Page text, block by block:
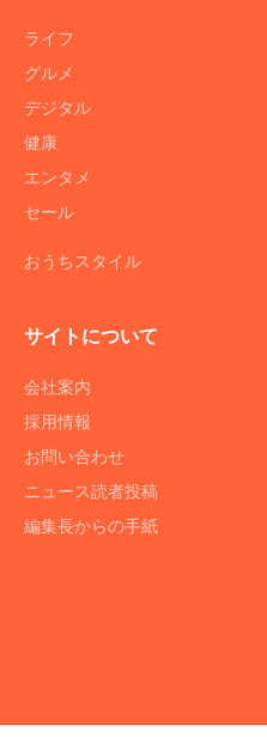
ライフ
グルメ
デジタル
健康
エンタメ
セール
おうちスタイル
サイトについて
会社案内
採用情報
お問い合わせ
ニュース読者投稿
編集長からの手紙